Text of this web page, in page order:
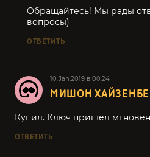
Обращайтесь! Мы рады
вопросы)
ОТВЕТИТЬ
10.Jan.2019 в 00:24
МИШОН
Купил. Ключ пришел
ОТВЕТИТЬ